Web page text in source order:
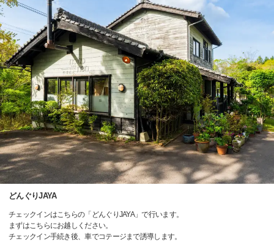
どんぐりJAYA
チェックインはこちらの「どんぐりJAYA」で行います。
まずはこちらにお越しください。
チェックイン手続き後、車でコテージまで誘導します。